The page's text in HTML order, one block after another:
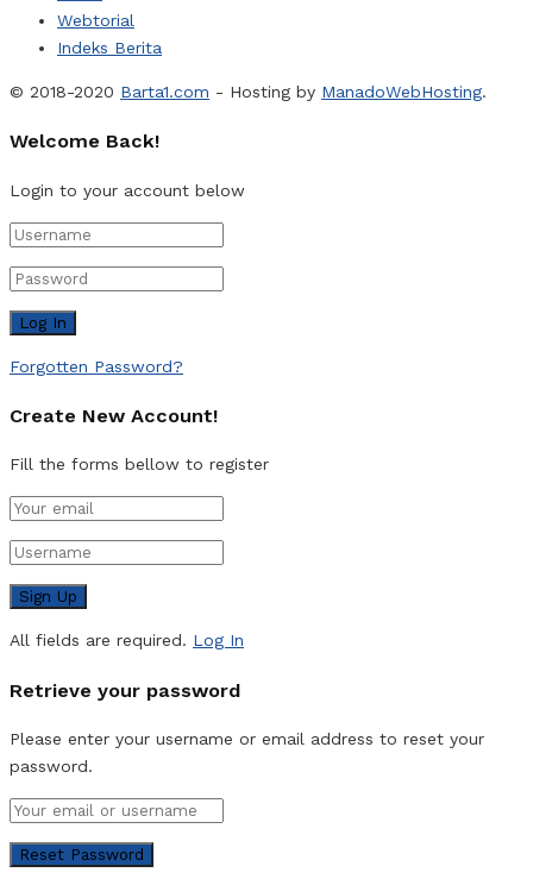
Webtorial
Indeks Berita
© 2018-2020 Barta1.com - Hosting by ManadoWebHosting.
Welcome Back!
Login to your account below
Forgotten Password?
Create New Account!
Fill the forms bellow to register
All fields are required. Log In
Retrieve your password
Please enter your username or email address to reset your
password.